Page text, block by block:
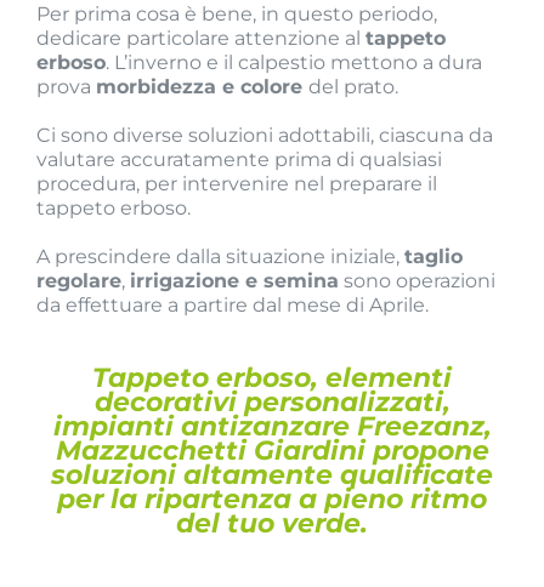
Per prima cosa è bene, in questo periodo,
dedicare particolare attenzione al tappeto
erboso. L’inverno e il calpestio mettono a dura
prova morbidezza e colore del prato.
Ci sono diverse soluzioni adottabili, ciascuna da
valutare accuratamente prima di qualsiasi
procedura, per intervenire nel preparare il
tappeto erboso.
A prescindere dalla situazione iniziale, taglio
regolare, irrigazione e semina sono operazioni
da effettuare a partire dal mese di Aprile.
Tappeto erboso, elementi
decorativi personalizzati,
impianti antizanzare Freezanz,
Mazzucchetti Giardini propone
soluzioni altamente qualificate
per la ripartenza a pieno ritmo
del tuo verde.